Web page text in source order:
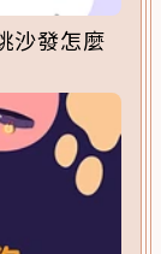
沙發怎麼